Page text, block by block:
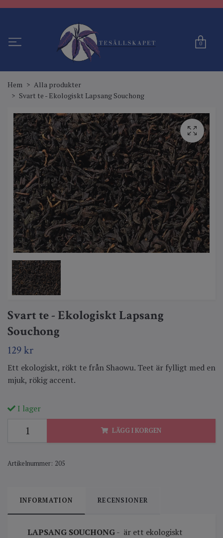
0
Hem
Alla produkter
Svart te - Ekologiskt Lapsang Souchong
Svart te - Ekologiskt Lapsang
Souchong
129 kr
Ett ekologiskt, rökt te från Shaowu. Teet är fylligt med en
mjuk, rökig accent.
I lager
LÄGG I KORGEN
Artikelnummer: 205
INFORMATION RECENSIONER
LAPSANG SOUCHONG- är ett ekologiskt